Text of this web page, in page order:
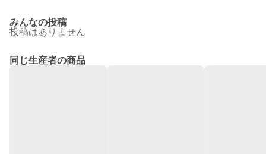
みんなの投稿
投稿はありません
同じ生産者の商品